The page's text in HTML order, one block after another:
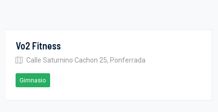
Vo2 Fitness
Calle Saturnino Cachon 25, Ponferrada
Gimnasio